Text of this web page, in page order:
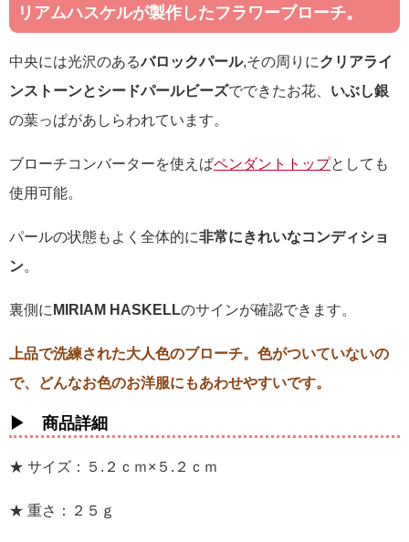
リアムハスケルが製作したフラワーブローチ。
中央には光沢のあるバロックパール,その周りにクリアライ
ンストーンとシードパールビーズでできたお花、 いぶし銀
の葉っぱがあしらわれています。
ブローチコンバーターを使えばペンダントトップとしても
使用可能。
パールの状態もよく全体的に非常にきれいなコンディショ
ン。
裏側に MIRIAM HASKELLのサインが確認できます。
上品で洗練された大人色のブローチ。色がついていないの
で、どんなお色のお洋服にもあわせやすいです。
▶ 商品詳細
★ サイズ：５.２ｃｍ×５.２ｃｍ
★ 重さ：２５ｇ